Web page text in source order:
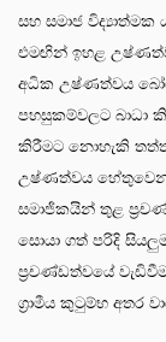
සහ සමාජ
එමඟින් ඉහළ
අධික උෂ්ණත්වය
පහසුකම්වලට බාධා
කිරීමට නොහැකි
උෂ්ණත්වය හේතුවෙන්
සමාජිකයින් තුළ
සොයා ගත් පරිදි
ප්‍රචණ්ඩත්වයේ
ග්‍රාමීය කුටුම්භ අතර